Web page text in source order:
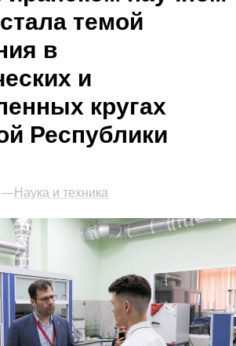
темой
в
и
кругах
Республики
—Наука и техника